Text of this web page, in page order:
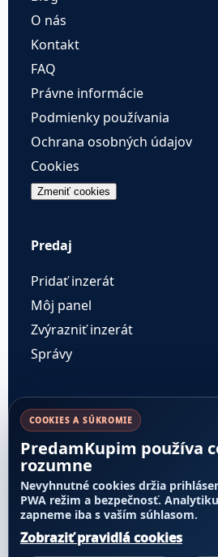
O nás
Kontakt
FAQ
Právne informácie
Podmienky používania
Ochrana osobných údajov
Cookies
Zmeniť cookies
Predaj
Pridať inzerát
Môj panel
Zvýrazniť inzerát
Správy
Pravidlá a dôvera
Cenník služieb
Pravidlá inzercie
Transparentnosť poradia
Nahlásiť obsah
Reklamácie a odstúpenie
COOKIES A SÚKROMIE
PredamKupim používa
rozumne
Nevyhnutné cookies držia
PWA režim a bezpečnosť.
zapneme iba s vaším súhlasom.
Zobraziť pravidlá cookies